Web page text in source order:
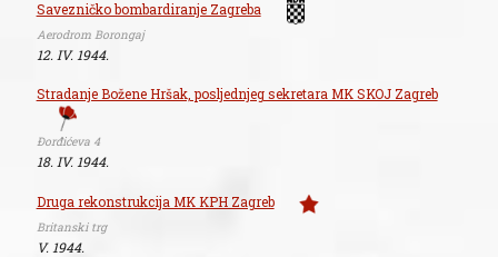
Savezničko bombardiranje Zagreba
Aerodrom Borongaj
12. IV. 1944.
Stradanje Božene Hršak, posljednjeg sekretara MK SKOJ Zagreb
Đorđićeva 4
18. IV. 1944.
Druga rekonstrukcija MK KPH Zagreb
Britanski trg
V. 1944.